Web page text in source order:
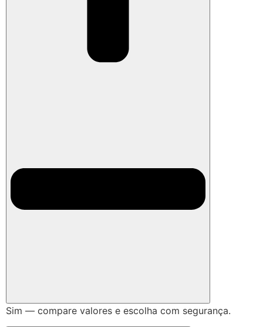
Sim — compare valores e escolha com segurança.